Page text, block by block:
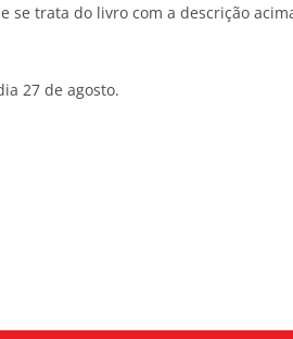
se trata do livro com a descrição
27 de agosto.